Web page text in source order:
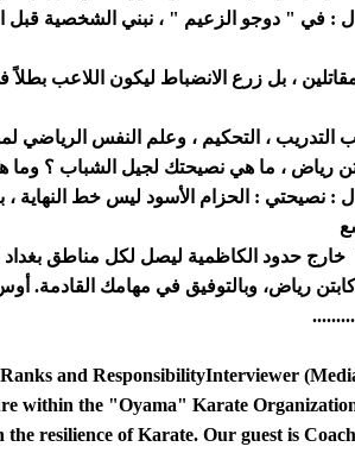
: في " دوجو الزعيم " ، نبني الشخصية قبل
، بل زرع الانضباط ليكون اللاعب
، التحكيم ، وعلم النفس الرياضي
رياض ، ما هي نصيحتك لجيل الشباب ؟
: نصيحتي : الحزام الأسود ليس خط النهاية ،
حدود الكاظمية ليصل لكل مناطق بغداد
رياض، وبالتوفيق في مهامك
and ResponsibilityInterviewer
within the "Oyama" Karate
resilience of Karate. Our guest is